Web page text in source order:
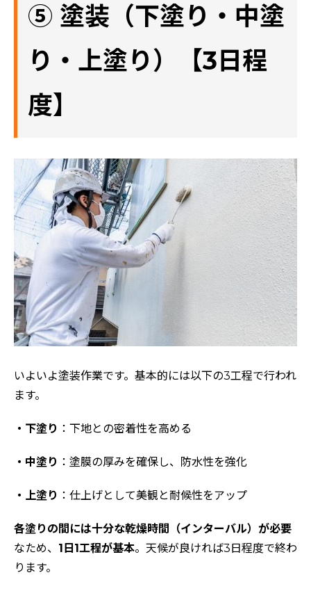
⑤ 塗装（下塗り・中塗
り・上塗り）【3日程
度】
いよいよ塗装作業です。基本的には以下の3工程で行われ
ます。
・下塗り ：下地との密着性を高める
・中塗り ：塗膜の厚みを確保し、防水性を強化
・上塗り ：仕上げとして美観と耐候性をアップ
各塗りの間には十分な乾燥時間（インターバル）が必要
なため、 1日1工程が基本。天候が良ければ3日程度で終わ
ります。